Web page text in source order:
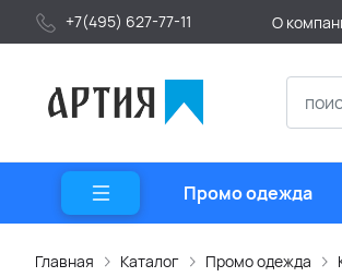
+7(495) 627-77-11 О
Промо одежда
Главная Каталог Промо одежда